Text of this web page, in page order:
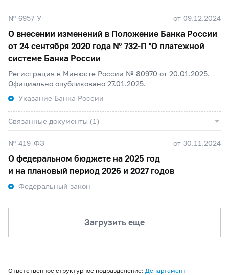
№ 6957-У от 09.12.2024
О внесении изменений в Положение Банка России
от 24 сентября 2020 года № 732-П "О платежной
системе Банка России
Регистрация в Минюсте России № 80970 от 20.01.2025.
Официально опубликовано 27.01.2025.
Указание Банка России
Связанные документы (1)
№ 419-ФЗ от 30.11.2024
О федеральном бюджете на 2025 год
и на плановый период 2026 и 2027 годов
Федеральный закон
Загрузить еще
Ответственное структурное подразделение: Департамент